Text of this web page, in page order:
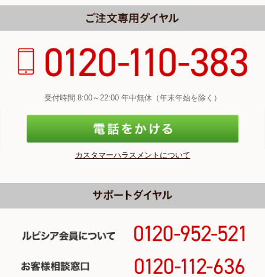
受付時間 8:00～22:00 年中無休（年末年始を除く）
カスタマーハラスメントについて